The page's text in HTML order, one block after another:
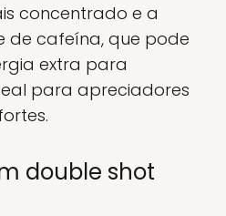
concentrado e a
de cafeína, que pode
extra para
para apreciadores
double shot